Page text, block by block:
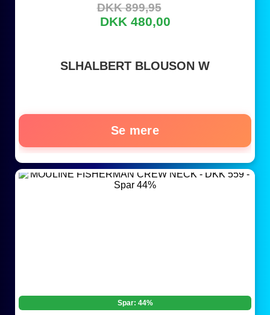
DKK 899,95
DKK 480,00
SLHALBERT BLOUSON W
Se mere
Spar: 44%